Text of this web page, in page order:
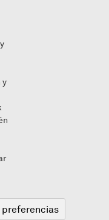
y
preferencias